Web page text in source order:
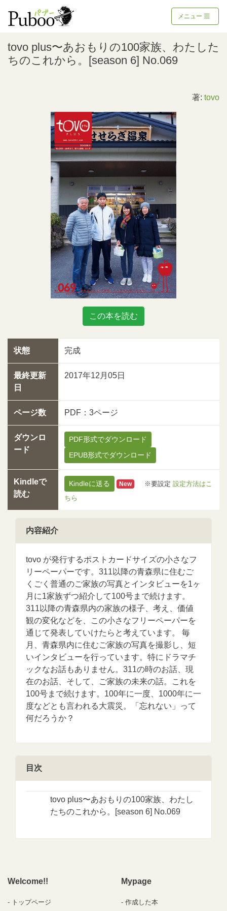
メニュー
tovo plus〜あおもりの100家族、わたした
ちのこれから。[season 6] No.069
著: tovo
この本を読む
状態 完成
最終更新
日
2017年12月05日
ページ数 PDF：3ページ
ダウンロ
ード
PDF形式でダウンロード
EPUB形式でダウンロード
Kindleで
読む
Kindleに送る New ※要設定 設定方法はこ
ちら
内容紹介
tovo が発行するポストカードサイズの小さなフ
リーペーパーです。311以降の青森県に住むご
くごく普通のご家族の写真とインタビューを1ヶ
月に1家族ずつ紹介して100号まで続けます。
311以降の青森県内の家族の様子、考え、価値
観の変化などを、この小さなフリーペーパーを
通じて発表していけたらと考えています。 毎
月、青森県内に住むご家族の写真を撮影し、短
いインタビューを行っています。特にドラマチ
ックなお話もありません。311の時のお話、現
在のお話、そして、ご家族の未来の話。これを
100号まで続けます。100年に一度、1000年に一
度などとも言われる大震災。「忘れない」って
何だろうか？
目次
tovo plus〜あおもりの100家族、わたし
たちのこれから。[season 6] No.069
Welcome!!
トップページ
Mypage
作成した本